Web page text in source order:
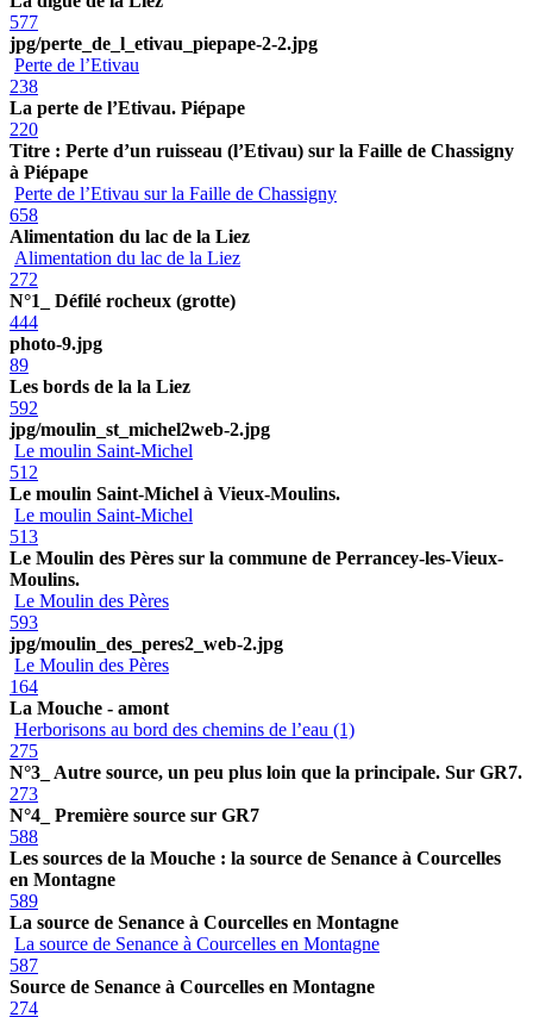
577
jpg/perte_de_l_etivau_piepape-2-2.jpg
Perte de l’Etivau
238
La perte de l’Etivau. Piépape
220
Titre : Perte d’un ruisseau (l’Etivau) sur la Faille de Chassigny
à Piépape
Perte de l’Etivau sur la Faille de Chassigny
658
Alimentation du lac de la Liez
Alimentation du lac de la Liez
272
N°1_ Défilé rocheux (grotte)
444
photo-9.jpg
89
Les bords de la la Liez
592
jpg/moulin_st_michel2web-2.jpg
Le moulin Saint-Michel
512
Le moulin Saint-Michel à Vieux-Moulins.
Le moulin Saint-Michel
513
Le Moulin des Pères sur la commune de Perrancey-les-Vieux-
Moulins.
Le Moulin des Pères
593
jpg/moulin_des_peres2_web-2.jpg
Le Moulin des Pères
164
La Mouche - amont
Herborisons au bord des chemins de l’eau (1)
275
N°3_ Autre source, un peu plus loin que la principale. Sur GR7.
273
N°4_ Première source sur GR7
588
Les sources de la Mouche : la source de Senance à Courcelles
en Montagne
589
La source de Senance à Courcelles en Montagne
La source de Senance à Courcelles en Montagne
587
Source de Senance à Courcelles en Montagne
274